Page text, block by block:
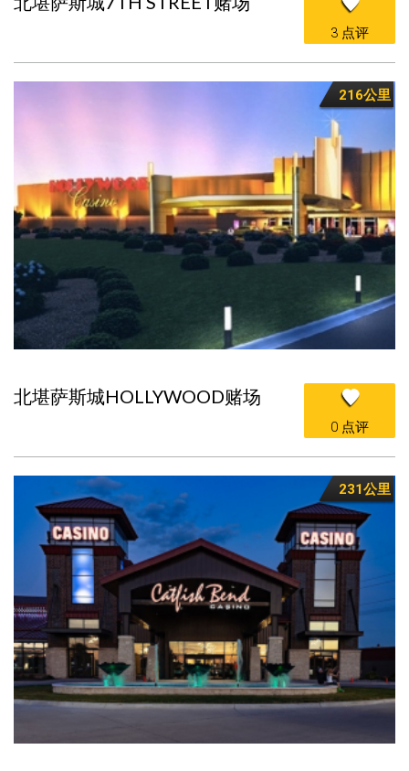
3 点评
北堪萨斯城HOLLYWOOD赌场
0 点评
216公里
231公里